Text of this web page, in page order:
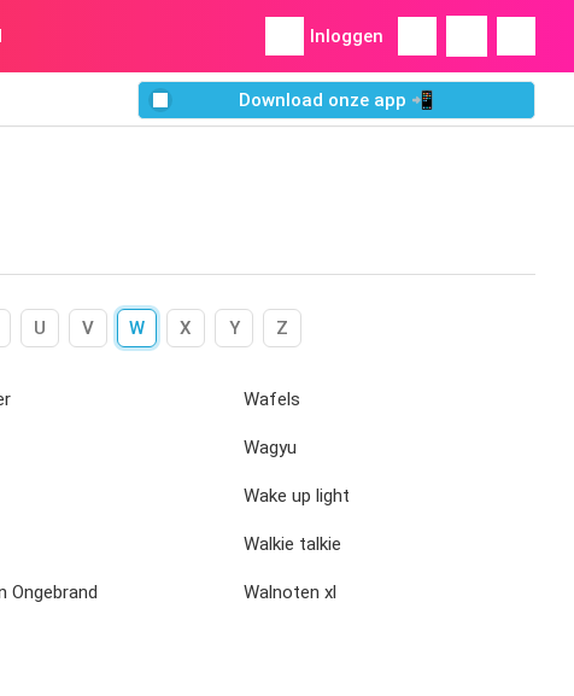
Inloggen
Download onze app 📲
U V W X Y Z
Wafels
Wagyu
Wake up light
Walkie talkie
Ongebrand Walnoten xl